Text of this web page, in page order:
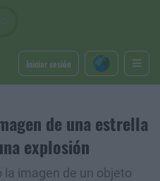
Iniciar sesión
de una estrella
explosión
la imagen de un objeto